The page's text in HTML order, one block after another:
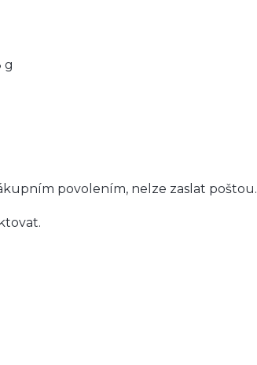
g
povolením, nelze zaslat poštou.